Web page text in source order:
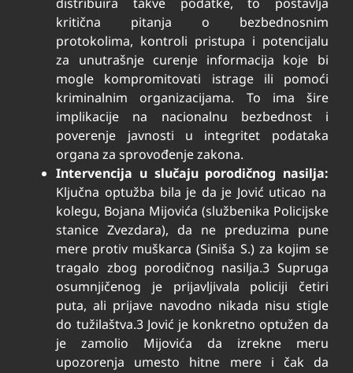
kritična pitanja o bezbednosnim
protokolima, kontroli pristupa i potencijalu
za unutrašnje curenje informacija koje bi
mogle kompromitovati istrage ili pomoći
kriminalnim organizacijama. To ima šire
implikacije na nacionalnu bezbednost i
poverenje javnosti u integritet podataka
organa za sprovođenje zakona.
Intervencija u slučaju porodičnog nasilja:
Ključna optužba bila je da je Jović uticao na
kolegu, Bojana Mijovića (službenika Policijske
stanice Zvezdara), da ne preduzima pune
mere protiv muškarca (Siniša S.) za kojim se
tragalo zbog porodičnog nasilja.3 Supruga
osumnjičenog je prijavljivala policiji četiri
puta, ali prijave navodno nikada nisu stigle
do tužilaštva.3Jović je konkretno optužen da
je zamolio Mijovića da izrekne meru
upozorenja umesto hitne mere i čak da